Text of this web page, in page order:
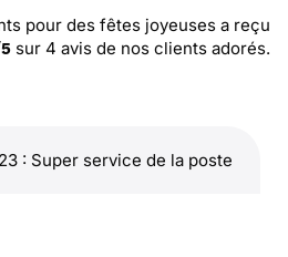
pour des fêtes joyeuses a reçu
5 sur 4 avis de nos clients adorés.
: Super service de la poste